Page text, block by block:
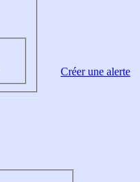
Créer une alerte